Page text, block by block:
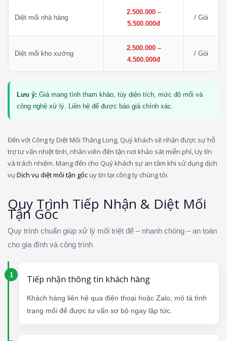
Diệt mối nhà hàng
2.500.000 –
5.500.000đ
/ Gói
Diệt mối kho xưởng
2.500.000 –
4.500.000đ
/ Gói
Lưu ý: Giá mang tính tham khảo, tùy diện tích, mức độ mối và
công nghệ xử lý. Liên hệ để được báo giá chính xác.
Đến với Công ty Diệt Mối Thăng Long, Quý khách sẽ nhận được sự hỗ
trợ tư vấn nhiệt tình, nhân viên đến tận nơi khảo sát miễn phí, Uy tín
và trách nhiệm. Mang đến cho Quý khách sự an tâm khi sử dụng dịch
vụ Dịch vụ diệt mối tận gốcuy tín tại công ty chúng tôi.
Quy Trình Tiếp Nhận & Diệt Mối
Tận Gốc
Quy trình chuẩn giúp xử lý mối triệt để – nhanh chóng – an toàn
cho gia đình và công trình
Tiếp nhận thông tin khách hàng
Khách hàng liên hệ qua điện thoại hoặc Zalo, mô tả tình
trạng mối để được tư vấn sơ bộ ngay lập tức.